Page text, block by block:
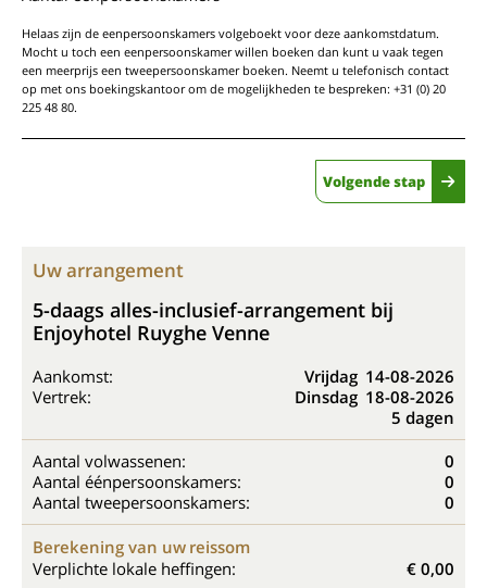
Helaas zijn de eenpersoonskamers volgeboekt voor deze aankomstdatum.
Mocht u toch een eenpersoonskamer willen boeken dan kunt u vaak tegen
een meerprijs een tweepersoonskamer boeken. Neemt u telefonisch contact
op met ons boekingskantoor om de mogelijkheden te bespreken: +31 (0) 20
225 48 80.
Volgende stap
Uw arrangement
5-daags alles-inclusief-arrangement bij
Enjoyhotel Ruyghe Venne
Aankomst: Vrijdag 14-08-2026
Vertrek:
Dinsdag 18-08-2026
5 dagen
Aantal volwassenen:
0
Aantal éénpersoonskamers:
0
Aantal tweepersoonskamers:
0
Berekening van uw reissom
Verplichte lokale heffingen:
€ 0,00